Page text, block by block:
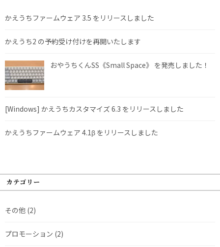
かえうちファームウェア 3.5 をリリースしました
かえうち2 の予約受け付けを再開いたします
おやうちくんSS《Small Space》 を発売しました！
[Windows] かえうちカスタマイズ 6.3 をリリースしました
かえうちファームウェア 4.1β をリリースしました
カテゴリー
その他 (2)
プロモーション (2)